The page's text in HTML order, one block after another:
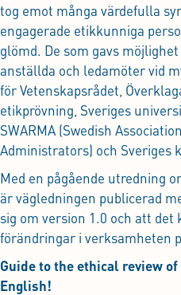
tog emot många värdefulla
engagerade etikkunniga
glömd. De som gavs
anställda och ledamöter vid
för Vetenskapsrådet,
etikprövning, Sveriges
SWARMA (Swedish
Administrators) och Sveriges
Med en pågående utredning
är vägledningen publicerad
sig om version 1.0 och att
förändringar i verksamheten
Guide to the ethical review
English!